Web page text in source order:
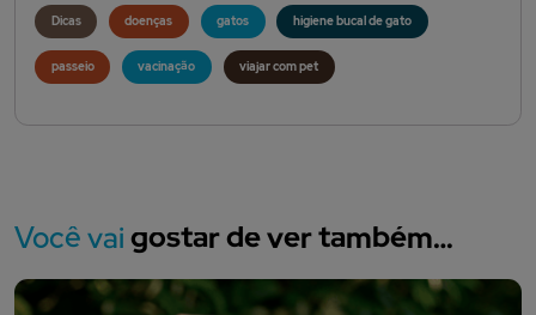
Dicas doenças gatos higiene bucal de gato
passeio vacinação viajar com pet
Você vaigostar de ver também…